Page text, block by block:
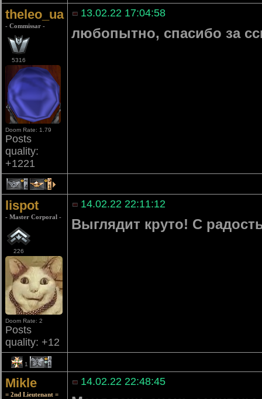
theleo_ua
- Commissar -
5316
Doom Rate: 1.79
Posts
quality:
+1221
13.02.22 17:04:58
любопытно, спасибо за
4 1
lispot
- Master Corporal -
226
Doom Rate: 2
Posts
quality: +12
14.02.22 22:11:12
Выглядит круто! С
1 1
Mikle
= 2nd Lieutenant =
14.02.22 22:48:45